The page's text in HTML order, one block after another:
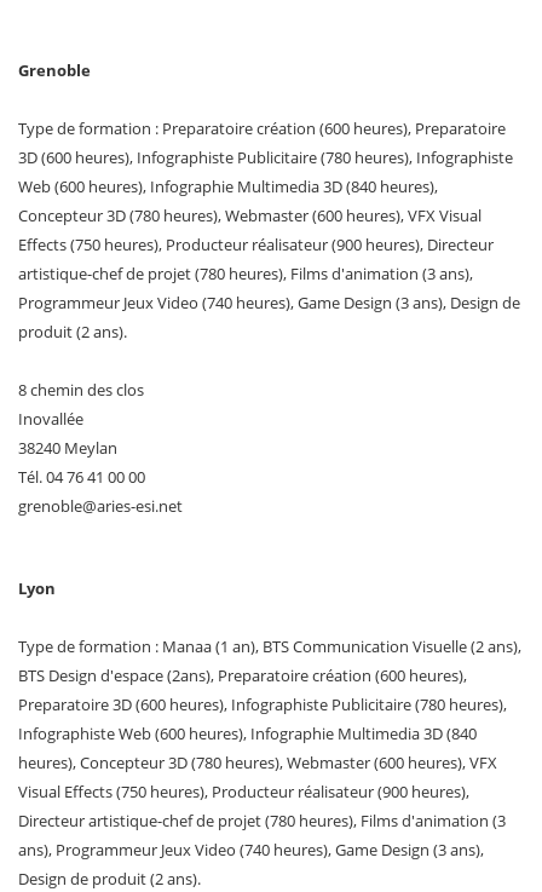
Grenoble
Type de formation : Preparatoire création (600 heures), Preparatoire
3D (600 heures), Infographiste Publicitaire (780 heures), Infographiste
Web (600 heures), Infographie Multimedia 3D (840 heures),
Concepteur 3D (780 heures), Webmaster (600 heures), VFX Visual
Effects (750 heures), Producteur réalisateur (900 heures), Directeur
artistique-chef de projet (780 heures), Films d'animation (3 ans),
Programmeur Jeux Video (740 heures), Game Design (3 ans), Design de
produit (2 ans).
8 chemin des clos
Inovallée
38240 Meylan
Tél. 04 76 41 00 00
grenoble@aries-esi.net
Lyon
Type de formation : Manaa (1 an), BTS Communication Visuelle (2 ans),
BTS Design d'espace (2ans), Preparatoire création (600 heures),
Preparatoire 3D (600 heures), Infographiste Publicitaire (780 heures),
Infographiste Web (600 heures), Infographie Multimedia 3D (840
heures), Concepteur 3D (780 heures), Webmaster (600 heures), VFX
Visual Effects (750 heures), Producteur réalisateur (900 heures),
Directeur artistique-chef de projet (780 heures), Films d'animation (3
ans), Programmeur Jeux Video (740 heures), Game Design (3 ans),
Design de produit (2 ans).